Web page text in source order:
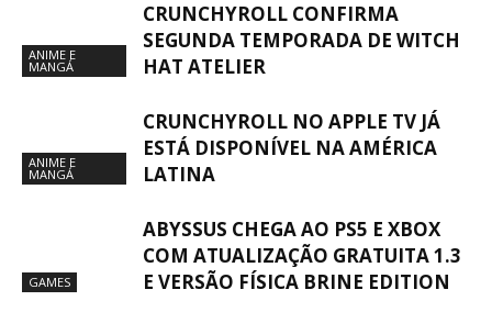
ANIME E
MANGÁ
CRUNCHYROLL CONFIRMA
SEGUNDA TEMPORADA DE WITCH
HAT ATELIER
ANIME E
MANGÁ
CRUNCHYROLL NO APPLE TV JÁ
ESTÁ DISPONÍVEL NA AMÉRICA
LATINA
GAMES
ABYSSUS CHEGA AO PS5 E XBOX
COM ATUALIZAÇÃO GRATUITA 1.3
E VERSÃO FÍSICA BRINE EDITION